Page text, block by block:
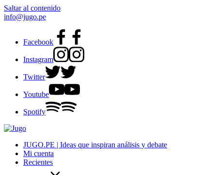
Saltar al contenido
info@jugo.pe
Facebook
Instagram
Twitter
Youtube
Spotify
JUGO.PE | Ideas que inspiran análisis y debate
Mi cuenta
Recientes